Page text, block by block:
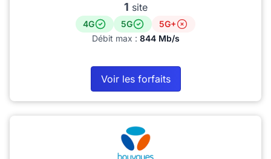
1 site
4G 5G
5G+
Débit max : 844 Mb/s
Voir les forfaits